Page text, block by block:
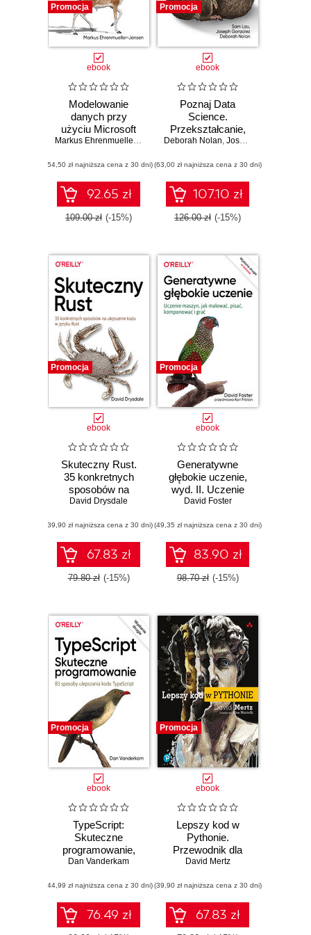
Promocja
ebook
Modelowanie
danych przy
użyciu Microsoft
Power BI
Markus Ehrenmueller-Jensen
(54,50 zł najniższa cena z 30 dni)
92.65 zł
109.00 zł (-15%)
Promocja
ebook
Poznaj Data
Science.
Przekształcanie,
eksplorowanie,
modelowanie
danych w Pythonie
Deborah Nolan, Joseph Gonzalez
(63,00 zł najniższa cena z 30 dni)
107.10 zł
126.00 zł (-15%)
Promocja
ebook
Skuteczny Rust.
35 konkretnych
sposobów na
ulepszenie kodu w
David Drysdale
(39,90 zł najniższa cena z 30 dni)
67.83 zł
79.80 zł (-15%)
Promocja
ebook
Generatywne
głębokie uczenie,
wyd. II. Uczenie
maszyn, jak
komponować i
grać
David Foster
(49,35 zł najniższa cena z 30 dni)
83.90 zł
98.70 zł (-15%)
Promocja
ebook
TypeScript:
Skuteczne
programowanie,
wyd. II. 83
ulepszania kodu
TypeScript
Dan Vanderkam
(44,99 zł najniższa cena z 30 dni)
76.49 zł
Promocja
ebook
Lepszy kod w
Pythonie.
Przewodnik dla
aspirujących
David Mertz
(39,90 zł najniższa cena z 30 dni)
67.83 zł